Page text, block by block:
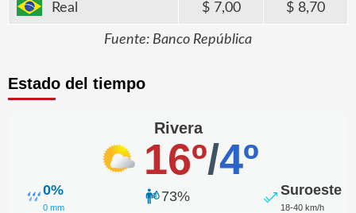
Real 7,00 8,70
Fuente: Banco República
Estado del tiempo
Rivera
16º/4º
0%
0 mm
73% Suroeste
18-40 km/h